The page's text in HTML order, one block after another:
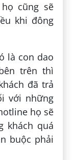
cũng sẽ
khi đông
là con dao
trên thì
đã trả
với những
họ sẽ
khách quá
buộc phải